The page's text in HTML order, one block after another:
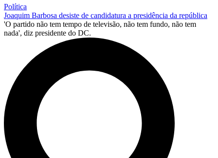
Política
Joaquim Barbosa desiste de candidatura a presidência da república
'O partido não tem tempo de televisão, não tem fundo, não tem
nada', diz presidente do DC.